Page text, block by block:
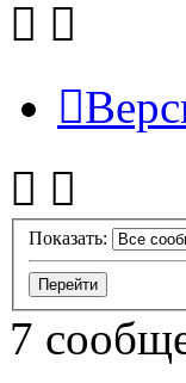
Показать:
7